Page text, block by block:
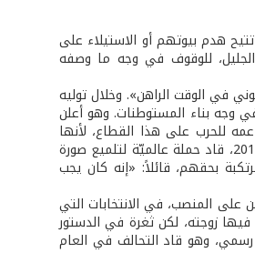
هدم بيوتهم أو الاستيلاء على
للوقوف في وجه ما وصفه
في الوقت الراهن». وخلال توليه
توضع في وجه بناء المستوطنات. وهو أعلن
قطاع غزّة، وللعمليات العسكرية الإسرائيلية فيه. وفي العام 2009، أعلن دعمه للحرب على هذا القطاع، لأنها
ستشكل حسب قوله «ضربة قوية لأهل غزّة فيفقدون شهيتهم لإطلاق النار على إسرائيل». وفي العامين 2012 و2014، قاد حملة عالميّة لتلميع صورة
بحقهم، قائلاً: «إنه كان يجب
وإسحق رابين على المنصب، في الانتخابات التي
تورطت فيها زوجته، لكن ثغرة في الدستور
رسمي، وهو قاد التحالف في العام